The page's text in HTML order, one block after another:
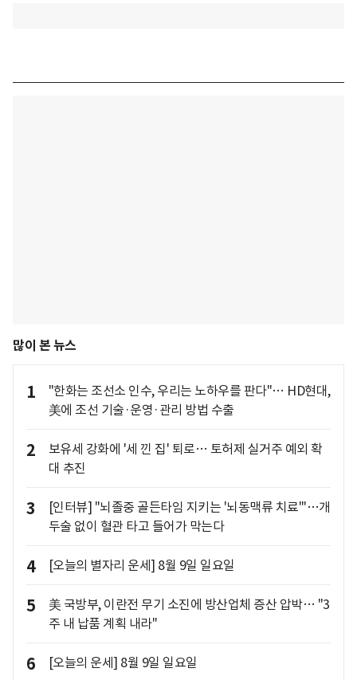
많이 본 뉴스
1
"한화는 조선소 인수, 우리는 노하우를 판다"… HD현대,
美에 조선 기술·운영·관리 방법 수출
2
보유세 강화에 '세 낀 집' 퇴로… 토허제 실거주 예외 확
대 추진
3
[인터뷰] "뇌졸중 골든타임 지키는 '뇌동맥류 치료'"…개
두술 없이 혈관 타고 들어가 막는다
4 [오늘의 별자리 운세] 8월 9일 일요일
5
美 국방부, 이란전 무기 소진에 방산업체 증산 압박… "3
주 내 납품 계획 내라"
6 [오늘의 운세] 8월 9일 일요일